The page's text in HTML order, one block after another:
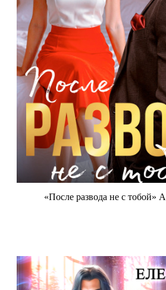
«После развода не с тобой»